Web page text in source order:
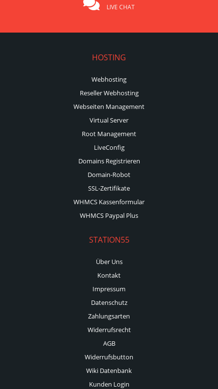
LIVE CHAT
HOSTING
Webhosting
Reseller Webhosting
Webseiten Management
Virtual Server
Root Management
LiveConfig
Domains Registrieren
Domain-Robot
SSL-Zertifikate
WHMCS Kassenformular
WHMCS Paypal Plus
STATION55
Über Uns
Kontakt
Impressum
Datenschutz
Zahlungsarten
Widerrufsrecht
AGB
Widerrufsbutton
Wiki Datenbank
Kunden Login